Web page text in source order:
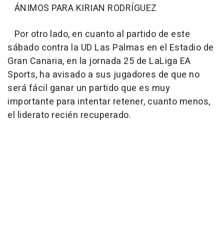
ÁNIMOS PARA KIRIAN RODRÍGUEZ
Por otro lado, en cuanto al partido de este
sábado contra la UD Las Palmas en el Estadio de
Gran Canaria, en la jornada 25 de LaLiga EA
Sports, ha avisado a sus jugadores de que no
será fácil ganar un partido que es muy
importante para intentar retener, cuanto menos,
el liderato recién recuperado.